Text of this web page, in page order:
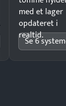
med et lager
opdateret i
realtid.
Se 6